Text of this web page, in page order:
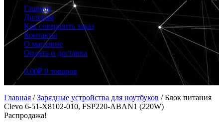
Главная
Дилерам
Как совершить заказ
Контакты
О магазине
Оплата и доставка
0.00₽ 0 товаров
Главная /Зарядные устройства для ноутбуков /Блок питания
Clevo 6-51-X8102-010, FSP220-ABAN1 (220W)
Распродажа!